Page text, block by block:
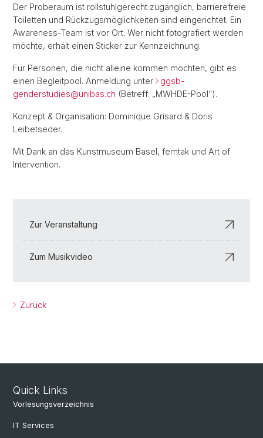
Der Proberaum ist rollstuhlgerecht zugänglich, barrierefreie
Toiletten und Rückzugsmöglichkeiten sind eingerichtet. Ein
Awareness-Team ist vor Ort. Wer nicht fotografiert werden
möchte, erhält einen Sticker zur Kennzeichnung.
Für Personen, die nicht alleine kommen möchten, gibt es
einen Begleitpool. Anmeldung unter
ggsb-
genderstudies@unibas.ch (Betreff: „MWHDE-Pool").
Konzept & Organisation: Dominique Grisard & Doris
Leibetseder.
Mit Dank an das Kunstmuseum Basel, femtak und Art of
Intervention.
Zur Veranstaltung
Zum Musikvideo
Zurück
Quick Links
Vorlesungsverzeichnis
IT Services